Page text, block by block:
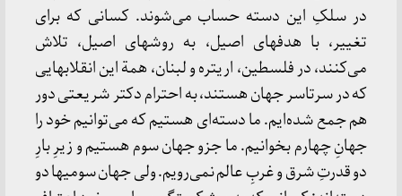
در سلکِ این‌ دسته‌ حساب‌ می‌شوند. کسانی‌ که‌ برای‌
تغییر، با هدفهای‌ اصیل‌، به‌ روشهای‌ اصیل‌، تلاش‌
می‌کنند، در فلسطین‌، اریتره‌ و لبنان‌، همة‌ این‌ انقلابهایی‌
که‌ در سرتاسر جهان‌ هستند، به‌ احترام‌ دکتر شریعتی‌ دور
هم‌ جمع‌ شده‌ایم‌. ما دسته‌ای‌ هستیم‌ که‌ می‌توانیم‌ خود را
جهانِ چهارم‌ بخوانیم‌. ما جزو جهان‌ سوم‌ هستیم‌ و زیرِ بارِ
دو قدرتِ شرق‌ و غربِ عالم‌ نمی‌رویم‌. ولی‌ جهان‌ سومیها دو